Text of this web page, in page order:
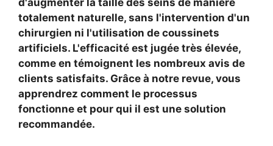
d'augmenter la taille des seins de manière
totalement naturelle, sans l'intervention d'un
chirurgien ni l'utilisation de coussinets
artificiels. L'efficacité est jugée très élevée,
comme en témoignent les nombreux avis de
clients satisfaits. Grâce à notre revue, vous
apprendrez comment le processus
fonctionne et pour qui il est une solution
recommandée.